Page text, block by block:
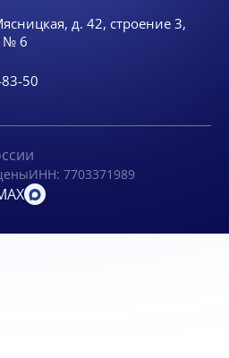
д. 42, строение 3,
№ 6
50
ИНН: 7703371989